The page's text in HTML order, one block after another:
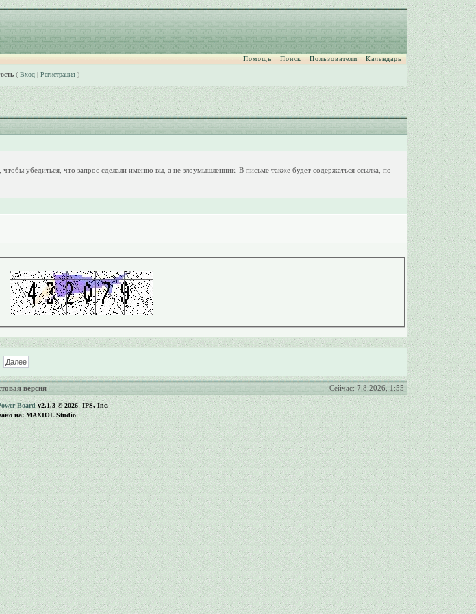
Помощь Поиск Пользователи Календарь
( Вход| Регистрация)
убедиться, что запрос сделали именно вы, а не злоумышленник. В письме также будет содержаться ссылка, по
версия Сейчас: 7.8.2026, 1:55
Boardv2.1.3 © 2026 IPS, Inc.
на: MAXIOL Studio